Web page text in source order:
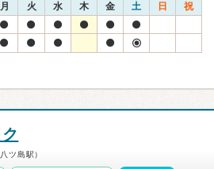
月 火 水 木 金 土 日 祝
ツ島駅）